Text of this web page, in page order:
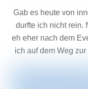
Gab es heute von
durfte ich nicht rein.
eh eher nach dem
ich auf dem Weg